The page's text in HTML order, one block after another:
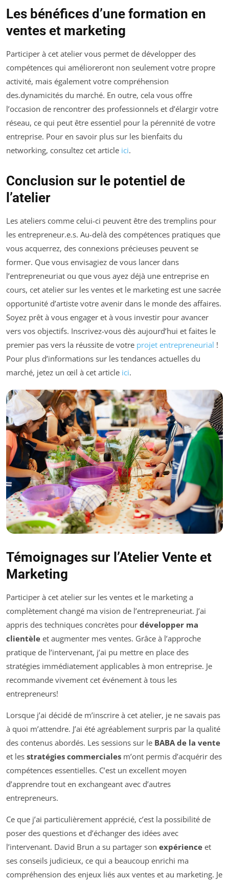
Les bénéfices d’une formation en
ventes et marketing
Participer à cet atelier vous permet de développer des
compétences qui amélioreront non seulement votre propre
activité, mais également votre compréhension
des.dynamicités du marché. En outre, cela vous offre
l’occasion de rencontrer des professionnels et d’élargir votre
réseau, ce qui peut être essentiel pour la pérennité de votre
entreprise. Pour en savoir plus sur les bienfaits du
networking, consultez cet article ici.
Conclusion sur le potentiel de
l’atelier
Les ateliers comme celui-ci peuvent être des tremplins pour
les entrepreneur.e.s. Au-delà des compétences pratiques que
vous acquerrez, des connexions précieuses peuvent se
former. Que vous envisagiez de vous lancer dans
l’entrepreneuriat ou que vous ayez déjà une entreprise en
cours, cet atelier sur les ventes et le marketing est une sacrée
opportunité d’artiste votre avenir dans le monde des affaires.
Soyez prêt à vous engager et à vous investir pour avancer
vers vos objectifs. Inscrivez-vous dès aujourd’hui et faites le
premier pas vers la réussite de votre projet entrepreneurial !
Pour plus d’informations sur les tendances actuelles du
marché, jetez un œil à cet article ici.
Témoignages sur l’Atelier Vente et
Marketing
Participer à cet atelier sur les ventes et le marketing a
complètement changé ma vision de l’entrepreneuriat. J’ai
appris des techniques concrètes pour développer ma
clientèle et augmenter mes ventes. Grâce à l’approche
pratique de l’intervenant, j’ai pu mettre en place des
stratégies immédiatement applicables à mon entreprise. Je
recommande vivement cet événement à tous les
entrepreneurs!
Lorsque j’ai décidé de m’inscrire à cet atelier, je ne savais pas
à quoi m’attendre. J’ai été agréablement surpris par la qualité
des contenus abordés. Les sessions sur le BABA de la vente
et les stratégies commerciales m’ont permis d’acquérir des
compétences essentielles. C’est un excellent moyen
d’apprendre tout en exchangeant avec d’autres
entrepreneurs.
Ce que j’ai particulièrement apprécié, c’est la possibilité de
poser des questions et d’échanger des idées avec
l’intervenant. David Brun a su partager son expérience et
ses conseils judicieux, ce qui a beaucoup enrichi ma
compréhension des enjeux liés aux ventes et au marketing. Je